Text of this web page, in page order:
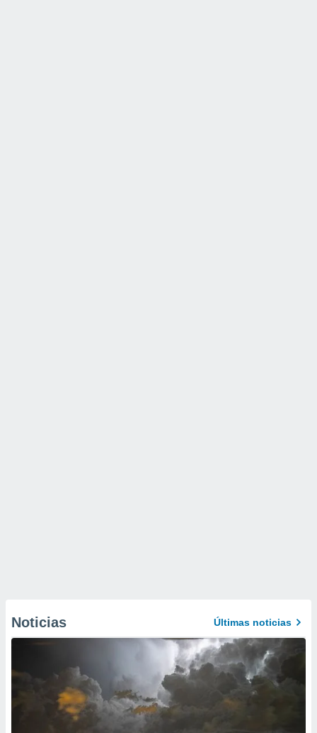
Noticias Últimas noticias